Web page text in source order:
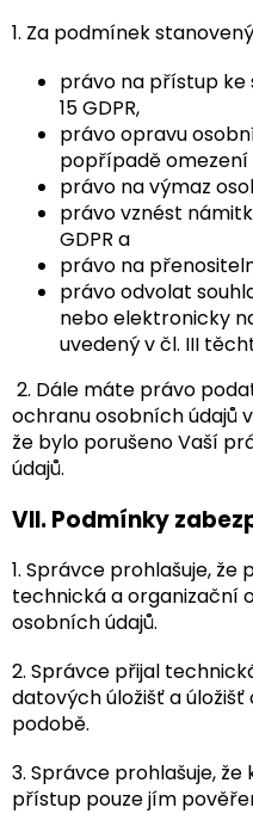
1. Za podmínek
právo na přístup ke
15 GDPR,
právo opravu
popřípadě omezení
právo na výmaz
právo vznést
GDPR a
právo na
právo odvolat
nebo elektronicky
uvedený v čl. III
2. Dále máte právo
ochranu osobních údajů
že bylo porušeno Vaší
údajů.
VII.Podmínky
1. Správce prohlašuje, že
technická a organizační
osobních údajů.
2. Správce přijal
datových úložišť a
podobě.
3. Správce prohlašuje,
přístup pouze jím